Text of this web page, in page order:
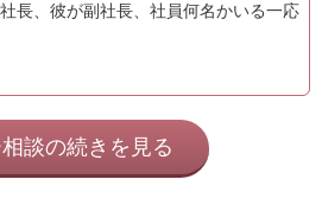
長、彼が副社長、社員何名かいる一応
談の続きを見る